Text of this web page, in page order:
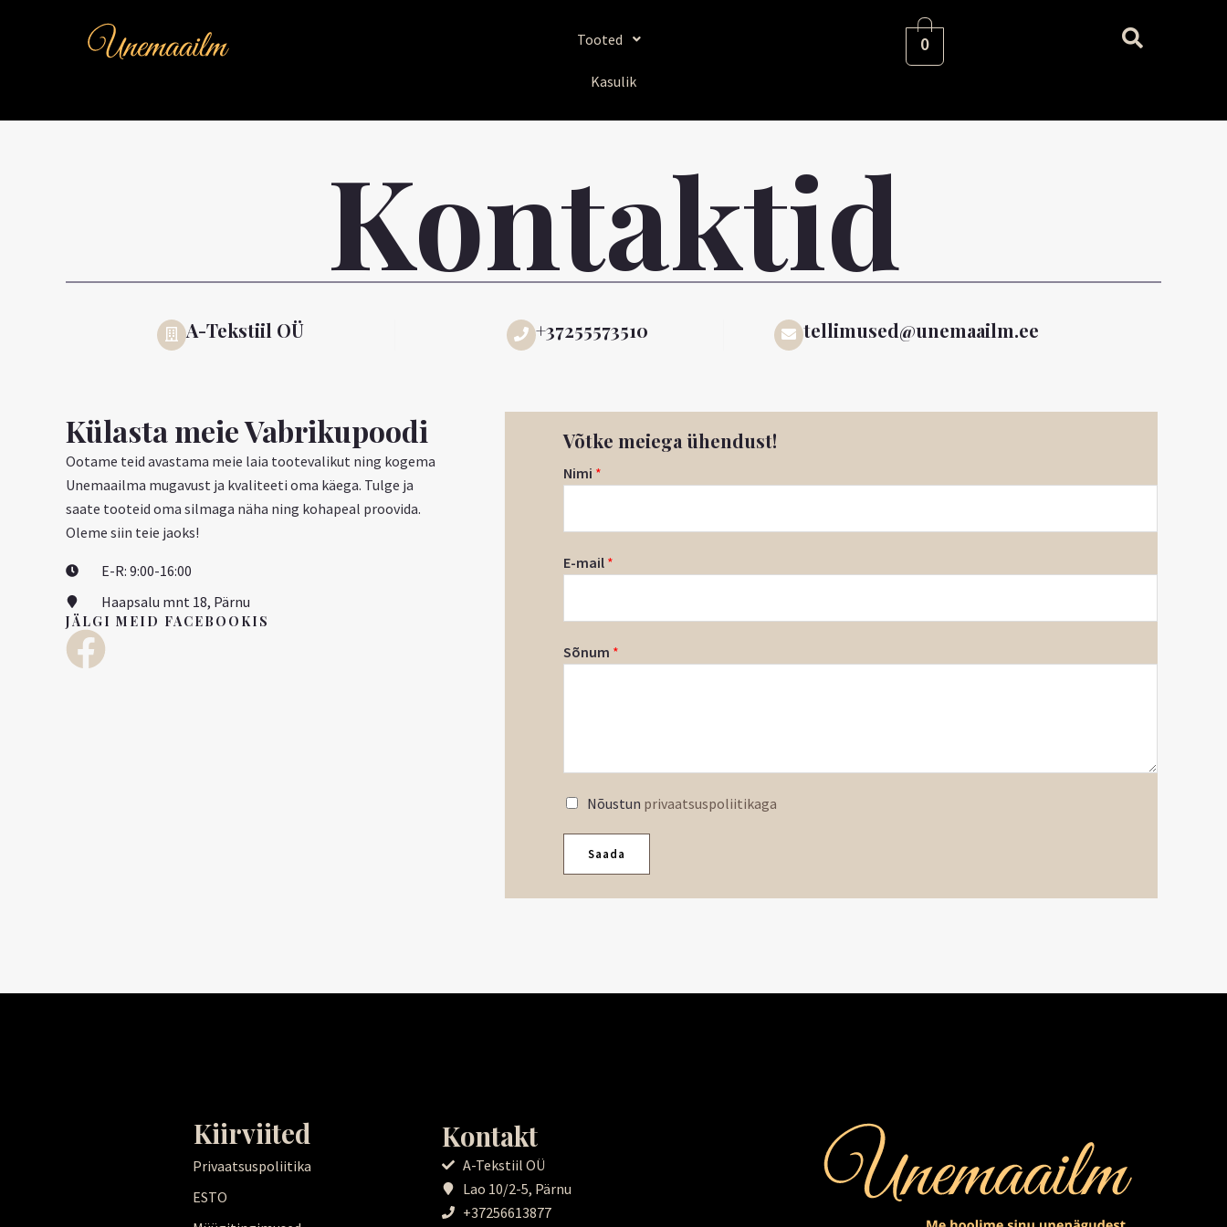
Tooted
Kasulik
0
Kontaktid
A-Tekstiil OÜ +37255573510 tellimused@unemaailm.ee
Külasta meie Vabrikupoodi
Ootame teid avastama meie laia tootevalikut ning kogema
Unemaailma mugavust ja kvaliteeti oma käega. Tulge ja
saate tooteid oma silmaga näha ning kohapeal proovida.
Oleme siin teie jaoks!
E-R: 9:00-16:00
Haapsalu mnt 18, Pärnu
JÄLGI MEID FACEBOOKIS
F
Võtke meiega ühendust!
Nimi *
E-mail *
Sõnum *
Nõustun privaatsuspoliitikaga
Saada
Kiirviited
Privaatsuspoliitika
ESTO
Kontakt
A-Tekstiil OÜ
Lao 10/2-5, Pärnu
+37256613877